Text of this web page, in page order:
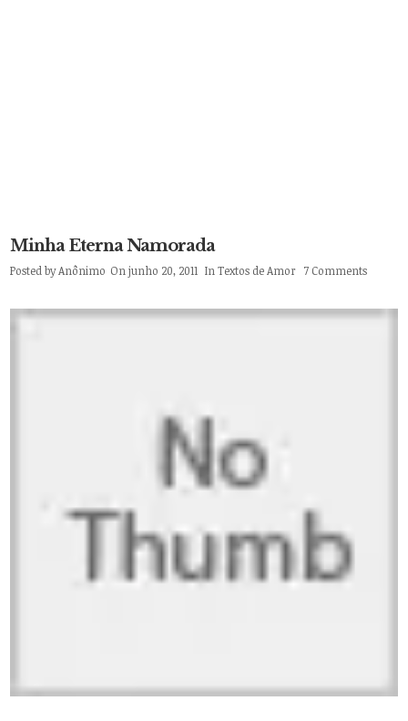
Minha Eterna Namorada
Posted byAnônimo On junho 20, 2011 InTextos de Amor 7 Comments